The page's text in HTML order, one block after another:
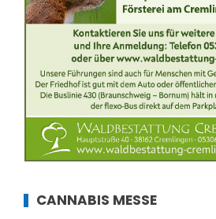
CANNABIS MESSE